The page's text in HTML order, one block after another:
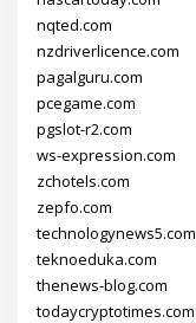
nqted.com
nzdriverlicence.com
pagalguru.com
pcegame.com
pgslot-r2.com
ws-expression.com
zchotels.com
zepfo.com
technologynews5.com
teknoeduka.com
thenews-blog.com
todaycryptotimes.com